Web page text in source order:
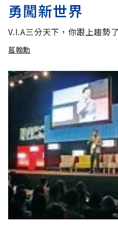
勇闖新世界
V.I.A三分天下，你跟上趨勢
葛翰勳